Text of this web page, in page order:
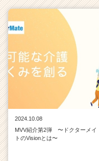
2024.10.08
MVV紹介第2弾 〜ドクターメイ
トのVisionとは〜